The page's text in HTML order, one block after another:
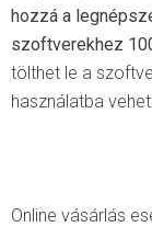
hozzá a
szoftverekhez
tölthet le a
használatba
Online vásárlás